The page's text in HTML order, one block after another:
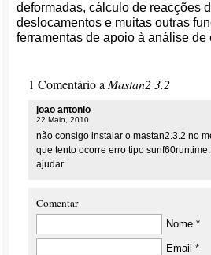
deformadas, cálculo de reacções
deslocamentos e muitas outras
ferramentas de apoio à análise de
1 Comentário a Mastan2 3.2
joao antonio
22 Maio, 2010
não consigo instalar o mastan2.3.2 no
que tento ocorre erro tipo
ajudar
Comentar
Nome *
Email *